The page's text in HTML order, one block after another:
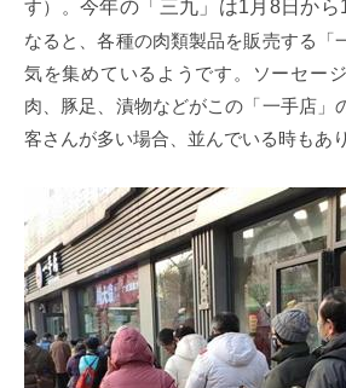
す）。今年の「三九」は1 月 8日から
なると、各種の肉類製品を販売する「
気を集めているようです。ソーセー
肉、豚足、漬物などがこの「一手店」
客さんが多い場合、並んでいる時もあ